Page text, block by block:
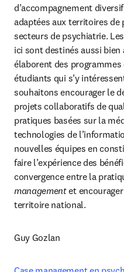
d’accompagnement
adaptées aux territoires
secteurs de psychiatrie.
ici sont destinés aussi
élaborent des programmes
étudiants qui s’y
souhaitons encourager le
projets collaboratifs de
pratiques basées sur la
technologies de
nouvelles équipes en
faire l’expérience des
convergence entre la
management et
territoire national.
Guy Gozlan